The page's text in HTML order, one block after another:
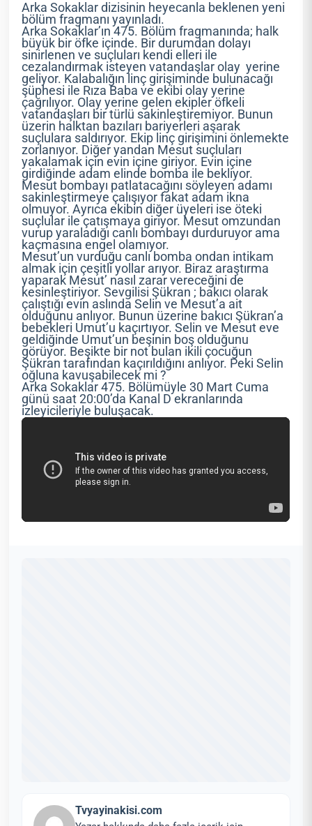
Arka Sokaklar dizisinin heyecanla beklenen yeni
bölüm fragmanı yayınladı.
Arka Sokaklar’ın 475. Bölüm fragmanında; halk
büyük bir öfke içinde. Bir durumdan dolayı
sinirlenen ve suçluları kendi elleri ile
cezalandırmak isteyen vatandaşlar olay yerine
geliyor. Kalabalığın linç girişiminde bulunacağı
şüphesi ile Rıza Baba ve ekibi olay yerine
çağrılıyor. Olay yerine gelen ekipler öfkeli
vatandaşları bir türlü sakinleştiremiyor. Bunun
üzerin halktan bazıları bariyerleri aşarak
suçlulara saldırıyor. Ekip linç girişimini önlemekte
zorlanıyor. Diğer yandan Mesut suçluları
yakalamak için evin içine giriyor. Evin içine
girdiğinde adam elinde bomba ile bekliyor.
Mesut bombayı patlatacağını söyleyen adamı
sakinleştirmeye çalışıyor fakat adam ikna
olmuyor. Ayrıca ekibin diğer üyeleri ise öteki
suçlular ile çatışmaya giriyor. Mesut omzundan
vurup yaraladığı canlı bombayı durduruyor ama
kaçmasına engel olamıyor.
Mesut’un vurduğu canlı bomba ondan intikam
almak için çeşitli yollar arıyor. Biraz araştırma
yaparak Mesut’ nasıl zarar vereceğini de
kesinleştiriyor. Sevgilisi Şükran ; bakıcı olarak
çalıştığı evin aslında Selin ve Mesut’a ait
olduğunu anlıyor. Bunun üzerine bakıcı Şükran’a
bebekleri Umut’u kaçırtıyor. Selin ve Mesut eve
geldiğinde Umut’un beşinin boş olduğunu
görüyor. Beşikte bir not bulan ikili çocuğun
Şükran tarafından kaçırıldığını anlıyor. Peki Selin
oğluna kavuşabilecek mi ?
Arka Sokaklar 475. Bölümüyle 30 Mart Cuma
günü saat 20:00’da Kanal D ekranlarında
izleyicileriyle buluşacak.
Tvyayinakisi.com